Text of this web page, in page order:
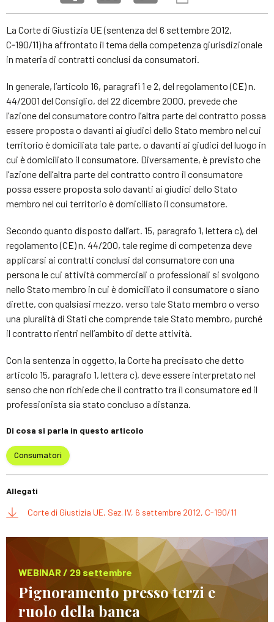
La Corte di Giustizia UE (sentenza del 6 settembre 2012,
C‑190/11) ha affrontato il tema della competenza giurisdizionale
in materia di contratti conclusi da consumatori.
In generale, l’articolo 16, paragrafi 1 e 2, del regolamento (CE) n.
44/2001 del Consiglio, del 22 dicembre 2000, prevede che
l’azione del consumatore contro l’altra parte del contratto possa
essere proposta o davanti ai giudici dello Stato membro nel cui
territorio è domiciliata tale parte, o davanti ai giudici del luogo in
cui è domiciliato il consumatore. Diversamente, è previsto che
l’azione dell’altra parte del contratto contro il consumatore
possa essere proposta solo davanti ai giudici dello Stato
membro nel cui territorio è domiciliato il consumatore.
Secondo quanto disposto dall’art. 15, paragrafo 1, lettera c), del
regolamento (CE) n. 44/200, tale regime di competenza deve
applicarsi ai contratti conclusi dal consumatore con una
persona le cui attività commerciali o professionali si svolgono
nello Stato membro in cui è domiciliato il consumatore o siano
dirette, con qualsiasi mezzo, verso tale Stato membro o verso
una pluralità di Stati che comprende tale Stato membro, purché
il contratto rientri nell’ambito di dette attività.
Con la sentenza in oggetto, la Corte ha precisato che detto
articolo 15, paragrafo 1, lettera c), deve essere interpretato nel
senso che non richiede che il contratto tra il consumatore ed il
professionista sia stato concluso a distanza.
Di cosa si parla in questo articolo
Consumatori
Allegati
Corte di Giustizia UE, Sez. IV, 6 settembre 2012, C-190/11
WEBINAR / 29 settembre
Pignoramento presso terzi e
ruolo della banca